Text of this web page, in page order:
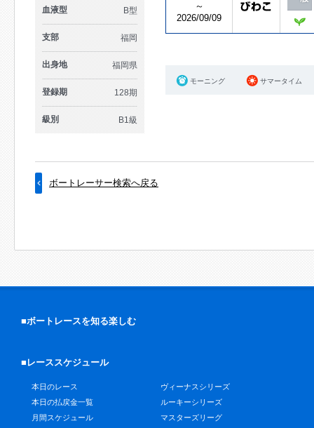
血液型 B型
支部 福岡
出身地 福岡県
登録期 128期
級別 B1級
～
2026/09/09
モーニング サマータイム
ボートレーサー検索へ戻る
■ボートレースを知る楽しむ
■レーススケジュール
本日のレース
本日の払戻金一覧
月間スケジュール
ヴィーナスシリーズ
ルーキーシリーズ
マスターズリーグ